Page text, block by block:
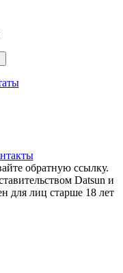
обратную ссылку.
Datsun и
для лиц старше 18 лет